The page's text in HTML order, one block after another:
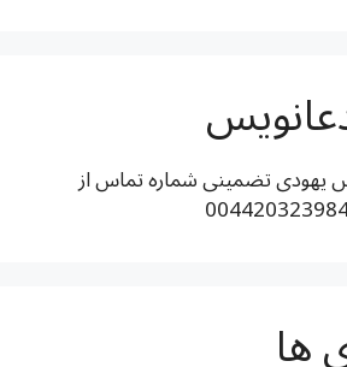
یهودی تضمینی شماره تماس از
ها